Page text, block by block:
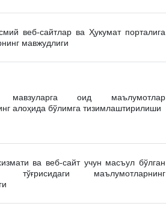
веб-сайтлар ва Ҳукумат порталига
мавжудлиги
мавзуларга оид маълумотлар
алоҳида бўлимга тизимлаштирилиши
ва веб-сайт учун масъул бўлган
тўғрисидаги маълумотларнинг